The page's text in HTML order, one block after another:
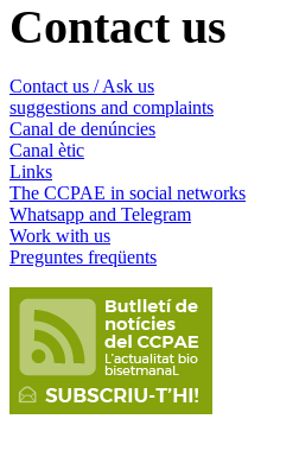
Contact us
Contact us / Ask us
suggestions and complaints
Canal de denúncies
Canal ètic
Links
The CCPAE in social networks
Whatsapp and Telegram
Work with us
Preguntes freqüents